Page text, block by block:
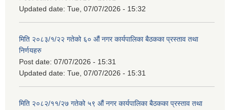
Updated date: Tue, 07/07/2026 - 15:32
मिति २०८३/१/२२ गतेको ६० औं नगर कार्यपालिका बैठकका प्रस्ताव तथा
निर्णयहरु
Post date: 07/07/2026 - 15:31
Updated date: Tue, 07/07/2026 - 15:31
मिति २०८२/११/२७ गतेको ५९ औं नगर कार्यपालिका बैठकका प्रस्ताव तथा